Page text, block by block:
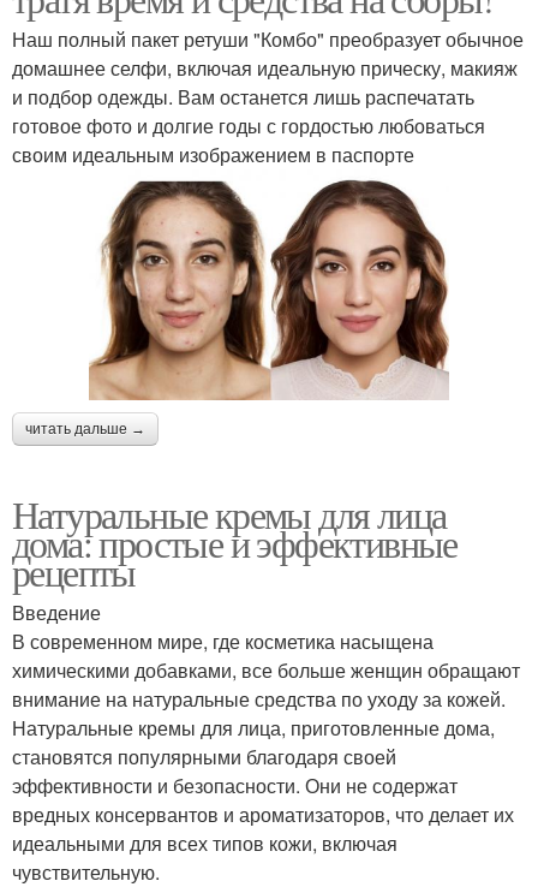
Наш полный пакет ретуши "Комбо" преобразует обычное
домашнее селфи, включая идеальную прическу, макияж
и подбор одежды. Вам останется лишь распечатать
готовое фото и долгие годы с гордостью любоваться
своим идеальным изображением в паспорте
читать дальше →
Натуральные кремы для лица
дома: простые и эффективные
рецепты
Введение
В современном мире, где косметика насыщена
химическими добавками, все больше женщин обращают
внимание на натуральные средства по уходу за кожей.
Натуральные кремы для лица, приготовленные дома,
становятся популярными благодаря своей
эффективности и безопасности. Они не содержат
вредных консервантов и ароматизаторов, что делает их
идеальными для всех типов кожи, включая
чувствительную.